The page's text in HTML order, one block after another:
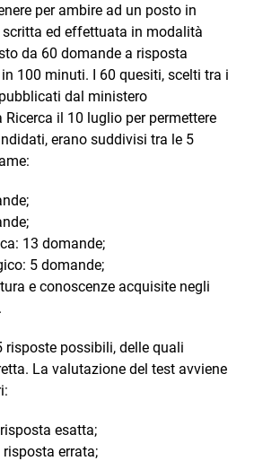
per ambire ad un posto in
scritta ed effettuata in modalità
da 60 domande a risposta
100 minuti. I 60 quesiti, scelti tra i
dal ministero
Ricerca il 10 luglio per permettere
erano suddivisi tra le 5
13 domande;
5 domande;
e conoscenze acquisite negli
risposte possibili, delle quali
La valutazione del test avviene
esatta;
errata;